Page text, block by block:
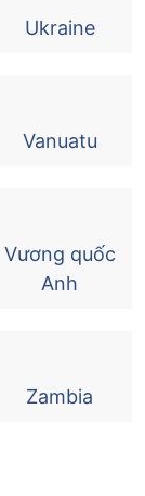
Ukraine
Vanuatu
Vương quốc
Anh
Zambia